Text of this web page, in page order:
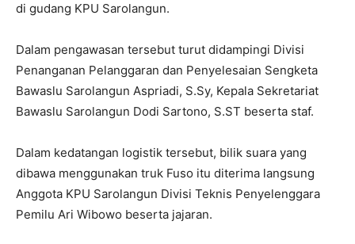
di gudang KPU Sarolangun.
Dalam pengawasan tersebut turut didampingi Divisi
Penanganan Pelanggaran dan Penyelesaian Sengketa
Bawaslu Sarolangun Aspriadi, S.Sy, Kepala Sekretariat
Bawaslu Sarolangun Dodi Sartono, S.ST beserta staf.
Dalam kedatangan logistik tersebut, bilik suara yang
dibawa menggunakan truk Fuso itu diterima langsung
Anggota KPU Sarolangun Divisi Teknis Penyelenggara
Pemilu Ari Wibowo beserta jajaran.